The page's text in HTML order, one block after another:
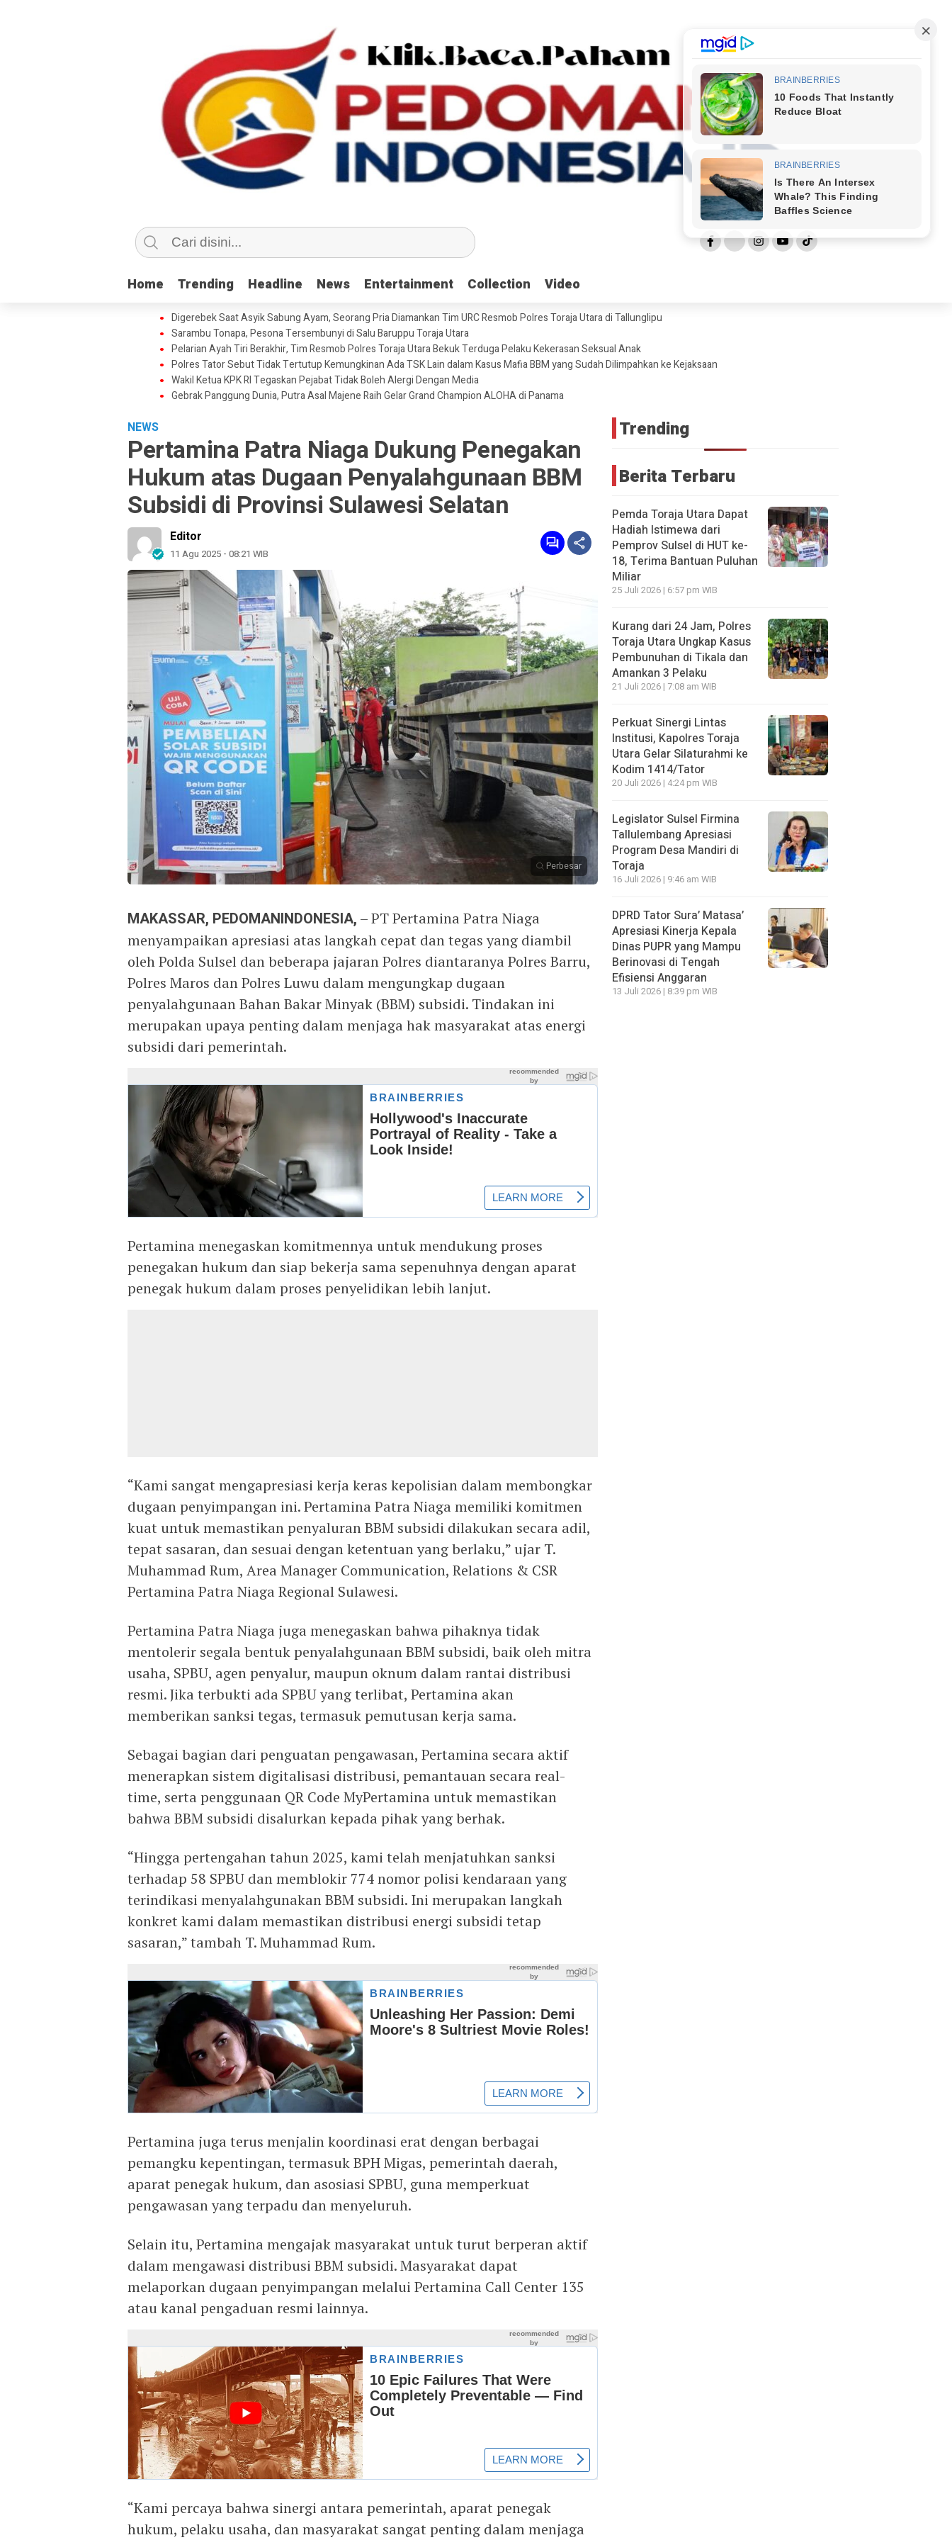
Home Trending Headline News Entertainment Collection Video
Home Trending Headline News Entertainment Collection Video
Digerebek Saat Asyik Sabung Ayam, Seorang Pria Diamankan Tim URC Resmob Polres Toraja Utara di Tallunglipu ​
Sarambu Tonapa, Pesona Tersembunyi di Salu Baruppu Toraja Utara
Pelarian Ayah Tiri Berakhir, Tim Resmob Polres Toraja Utara Bekuk Terduga Pelaku Kekerasan Seksual Anak
Polres Tator Sebut Tidak Tertutup Kemungkinan Ada TSK Lain dalam Kasus Mafia BBM yang Sudah Dilimpahkan ke Kejaksaan
Wakil Ketua KPK RI Tegaskan Pejabat Tidak Boleh Alergi Dengan Media
Gebrak Panggung Dunia, Putra Asal Majene Raih Gelar Grand Champion ALOHA di Panama
NEWS
Pertamina Patra Niaga Dukung Penegakan
Hukum atas Dugaan Penyalahgunaan BBM
Subsidi di Provinsi Sulawesi Selatan
Editor
11 Agu 2025 - 08:21 WIB
Perbesar
MAKASSAR, PEDOMANINDONESIA, – PT Pertamina Patra Niaga
menyampaikan apresiasi atas langkah cepat dan tegas yang diambil
oleh Polda Sulsel dan beberapa jajaran Polres diantaranya Polres Barru,
Polres Maros dan Polres Luwu dalam mengungkap dugaan
penyalahgunaan Bahan Bakar Minyak (BBM) subsidi. Tindakan ini
merupakan upaya penting dalam menjaga hak masyarakat atas energi
subsidi dari pemerintah.
Pertamina menegaskan komitmennya untuk mendukung proses
penegakan hukum dan siap bekerja sama sepenuhnya dengan aparat
penegak hukum dalam proses penyelidikan lebih lanjut.
“Kami sangat mengapresiasi kerja keras kepolisian dalam membongkar
dugaan penyimpangan ini. Pertamina Patra Niaga memiliki komitmen
kuat untuk memastikan penyaluran BBM subsidi dilakukan secara adil,
tepat sasaran, dan sesuai dengan ketentuan yang berlaku,” ujar T.
Muhammad Rum, Area Manager Communication, Relations & CSR
Pertamina Patra Niaga Regional Sulawesi.
Pertamina Patra Niaga juga menegaskan bahwa pihaknya tidak
mentolerir segala bentuk penyalahgunaan BBM subsidi, baik oleh mitra
usaha, SPBU, agen penyalur, maupun oknum dalam rantai distribusi
resmi. Jika terbukti ada SPBU yang terlibat, Pertamina akan
memberikan sanksi tegas, termasuk pemutusan kerja sama.
Sebagai bagian dari penguatan pengawasan, Pertamina secara aktif
menerapkan sistem digitalisasi distribusi, pemantauan secara real-
time, serta penggunaan QR Code MyPertamina untuk memastikan
bahwa BBM subsidi disalurkan kepada pihak yang berhak.
“Hingga pertengahan tahun 2025, kami telah menjatuhkan sanksi
terhadap 58 SPBU dan memblokir 774 nomor polisi kendaraan yang
terindikasi menyalahgunakan BBM subsidi. Ini merupakan langkah
konkret kami dalam memastikan distribusi energi subsidi tetap
sasaran,” tambah T. Muhammad Rum.
Pertamina juga terus menjalin koordinasi erat dengan berbagai
pemangku kepentingan, termasuk BPH Migas, pemerintah daerah,
aparat penegak hukum, dan asosiasi SPBU, guna memperkuat
pengawasan yang terpadu dan menyeluruh.
Selain itu, Pertamina mengajak masyarakat untuk turut berperan aktif
dalam mengawasi distribusi BBM subsidi. Masyarakat dapat
melaporkan dugaan penyimpangan melalui Pertamina Call Center 135
atau kanal pengaduan resmi lainnya.
“Kami percaya bahwa sinergi antara pemerintah, aparat penegak
hukum, pelaku usaha, dan masyarakat sangat penting dalam menjaga
Trending
Berita Terbaru
Pemda Toraja Utara Dapat
Hadiah Istimewa dari
Pemprov Sulsel di HUT ke-
18, Terima Bantuan Puluhan
Miliar
25 Juli 2026 | 6:57 pm WIB
Kurang dari 24 Jam, Polres
Toraja Utara Ungkap Kasus
Pembunuhan di Tikala dan
Amankan 3 Pelaku
21 Juli 2026 | 7:08 am WIB
Perkuat Sinergi Lintas
Institusi, Kapolres Toraja
Utara Gelar Silaturahmi ke
Kodim 1414/Tator
20 Juli 2026 | 4:24 pm WIB
Legislator Sulsel Firmina
Tallulembang Apresiasi
Program Desa Mandiri di
Toraja
16 Juli 2026 | 9:46 am WIB
DPRD Tator Sura’ Matasa’
Apresiasi Kinerja Kepala
Dinas PUPR yang Mampu
Berinovasi di Tengah
Efisiensi Anggaran
13 Juli 2026 | 8:39 pm WIB